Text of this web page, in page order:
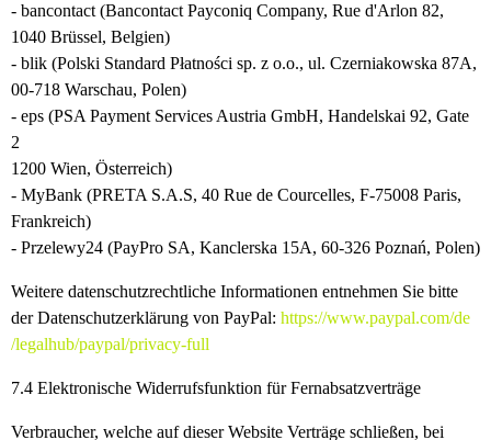
- bancontact (Bancontact Payconiq Company, Rue d'Arlon 82,
1040 Brüssel, Belgien)
- blik (Polski Standard Płatności sp. z o.o., ul. Czerniakowska 87A,
00-718 Warschau, Polen)
- eps (PSA Payment Services Austria GmbH, Handelskai 92, Gate
2
1200 Wien, Österreich)
- MyBank (PRETA S.A.S, 40 Rue de Courcelles, F-75008 Paris,
Frankreich)
- Przelewy24 (PayPro SA, Kanclerska 15A, 60-326 Poznań, Polen)
Weitere datenschutzrechtliche Informationen entnehmen Sie bitte
der Datenschutzerklärung von PayPal: https://www.paypal.com/de
/legalhub/paypal/privacy-full
7.4 Elektronische Widerrufsfunktion für Fernabsatzverträge
Verbraucher, welche auf dieser Website Verträge schließen, bei